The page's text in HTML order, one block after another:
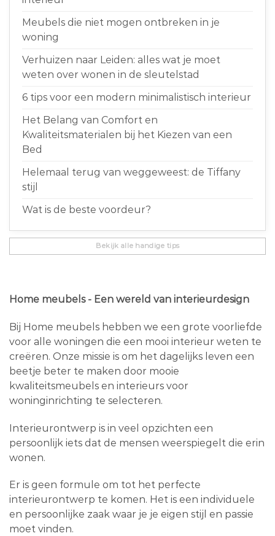
Meubels die niet mogen ontbreken in je
woning
Verhuizen naar Leiden: alles wat je moet
weten over wonen in de sleutelstad
6 tips voor een modern minimalistisch interieur
Het Belang van Comfort en
Kwaliteitsmaterialen bij het Kiezen van een
Bed
Helemaal terug van weggeweest: de Tiffany
stijl
Wat is de beste voordeur?
Bekijk alle handige tips
Home meubels - Een wereld van interieurdesign
Bij Home meubels hebben we een grote voorliefde
voor alle woningen die een mooi interieur weten te
creëren. Onze missie is om het dagelijks leven een
beetje beter te maken door mooie
kwaliteitsmeubels en interieurs voor
woninginrichting te selecteren.
Interieurontwerp is in veel opzichten een
persoonlijk iets dat de mensen weerspiegelt die erin
wonen.
Er is geen formule om tot het perfecte
interieurontwerp te komen. Het is een individuele
en persoonlijke zaak waar je je eigen stijl en passie
moet vinden.